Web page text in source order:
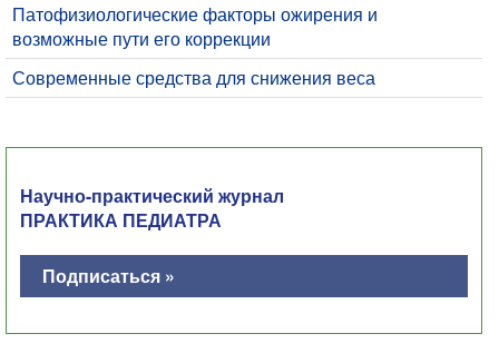
Патофизиологические факторы ожирения и
возможные пути его коррекции
Современные средства для снижения веса
Научно-практический журнал
ПРАКТИКА ПЕДИАТРА
Подписаться »